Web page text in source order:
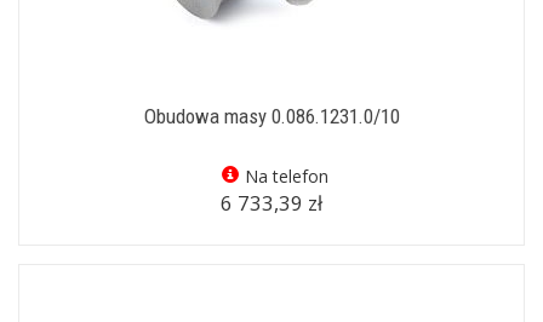
Obudowa masy 0.086.1231.0/10
Na telefon
6 733,39 zł